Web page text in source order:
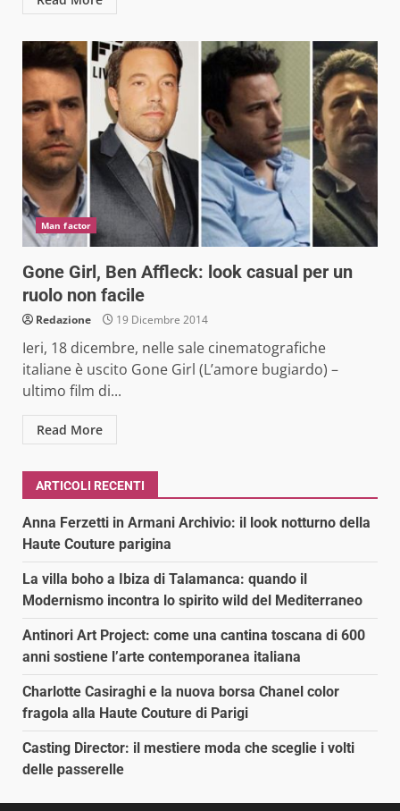
Man factor
Gone Girl, Ben Affleck: look casual per un
ruolo non facile
Redazione 19 Dicembre 2014
Ieri, 18 dicembre, nelle sale cinematografiche
italiane è uscito Gone Girl (L’amore bugiardo) –
ultimo film di...
Read More
ARTICOLI RECENTI
Anna Ferzetti in Armani Archivio: il look notturno della
Haute Couture parigina
La villa boho a Ibiza di Talamanca: quando il
Modernismo incontra lo spirito wild del Mediterraneo
Antinori Art Project: come una cantina toscana di 600
anni sostiene l’arte contemporanea italiana
Charlotte Casiraghi e la nuova borsa Chanel color
fragola alla Haute Couture di Parigi
Casting Director: il mestiere moda che sceglie i volti
delle passerelle